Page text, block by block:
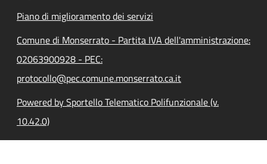
Piano di miglioramento dei servizi
Comune di Monserrato - Partita IVA dell'amministrazione:
02063900928 - PEC:
protocollo@pec.comune.monserrato.ca.it
Powered by Sportello Telematico Polifunzionale (v.
10.42.0)